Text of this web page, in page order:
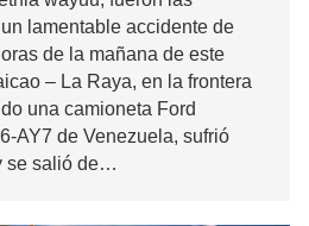
lamentable accidente de
de la mañana de este
– La Raya, en la frontera
una camioneta Ford
AY7 de Venezuela, sufrió
se salió de…